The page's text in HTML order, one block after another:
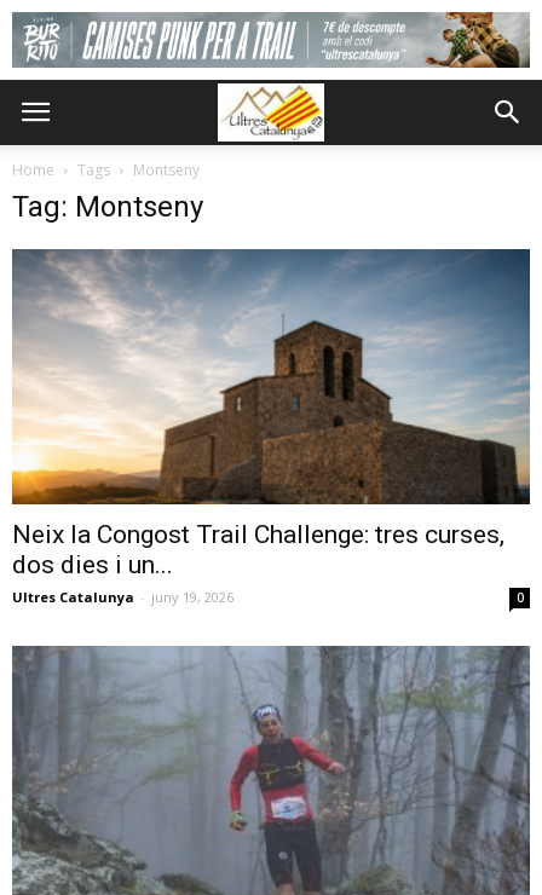
Home Tags Montseny
Tag: Montseny
Neix la Congost Trail Challenge: tres curses,
dos dies i un...
Ultres Catalunya - juny 19, 2026 0